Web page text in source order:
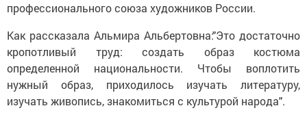
профессионального союза художников России.
Как рассказала Альмира Альбертовна:"Это достаточно
кропотливый труд: создать образ костюма
определенной национальности. Чтобы воплотить
нужный образ, приходилось изучать литературу,
изучать живопись, знакомиться с культурой народа".